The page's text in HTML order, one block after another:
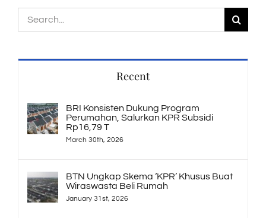
Search
Recent
BRI Konsisten Dukung Program
Perumahan, Salurkan KPR Subsidi
Rp16,79 T
March 30th, 2026
BTN Ungkap Skema ‘KPR’ Khusus Buat
Wiraswasta Beli Rumah
January 31st, 2026